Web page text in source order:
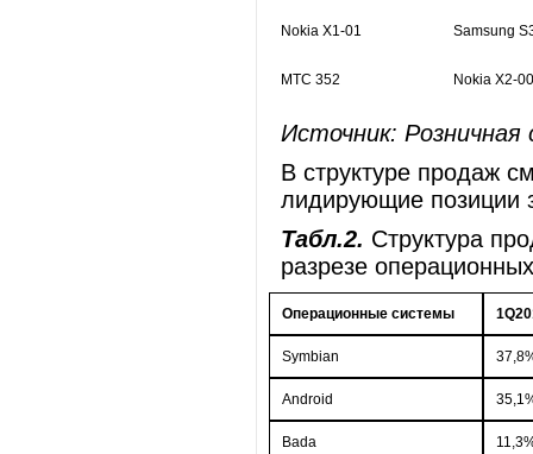
Nokia X1-01 Samsung
МТС 352 Nokia X2-00
Источник:
В структуре продаж
лидирующие позиции
Табл.2. Структура
разрезе
Операционные системы
Symbian
Android
Bada